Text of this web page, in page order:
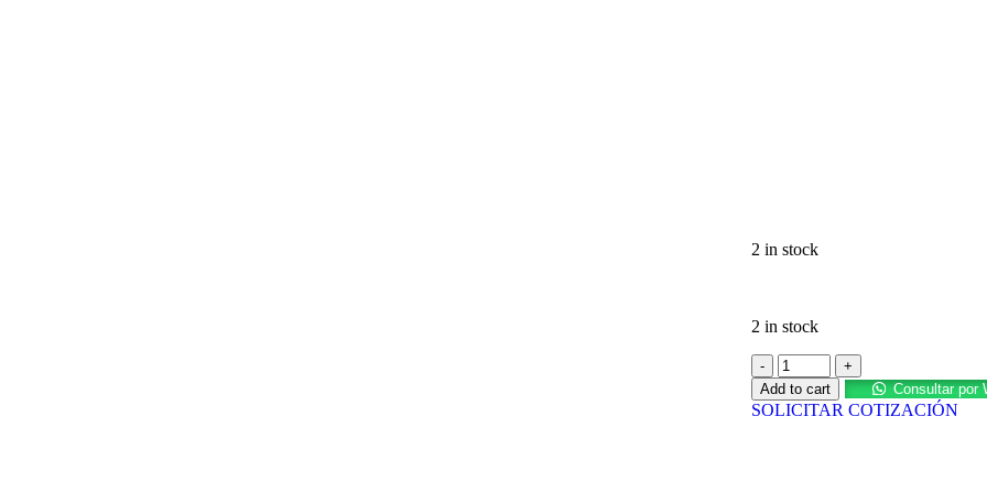
2 in stock
2 in stock
Add to cart Consultar por
SOLICITAR COTIZACIÓN